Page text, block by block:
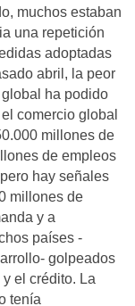
muchos estaban
una repetición
adoptadas
abril, la peor
ha podido
comercio global
millones de
de empleos
hay señales
millones de
y a
países -
golpeados
el crédito. La
tenía